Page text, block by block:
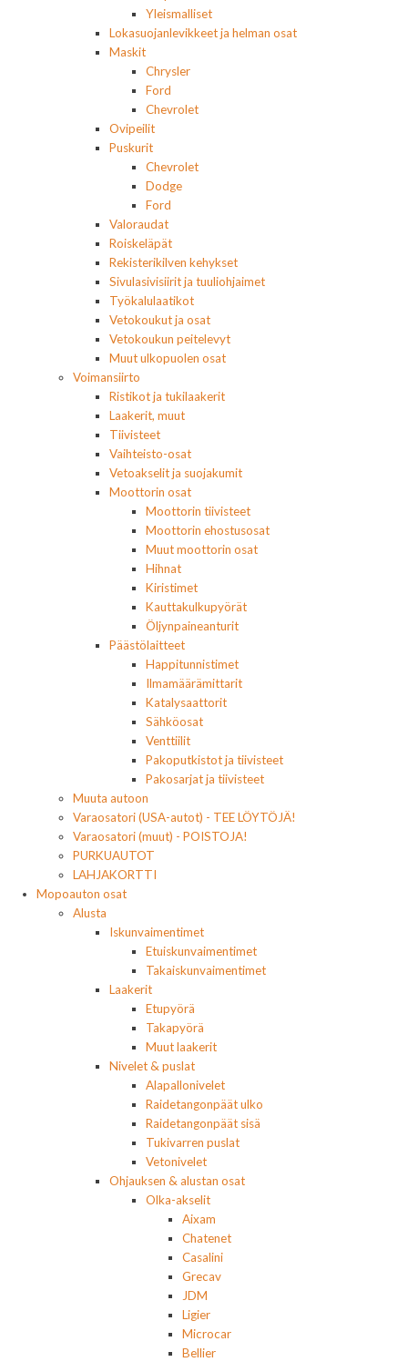
Yleismalliset
Lokasuojanlevikkeet ja helman osat
Maskit
Chrysler
Ford
Chevrolet
Ovipeilit
Puskurit
Chevrolet
Dodge
Ford
Valoraudat
Roiskeläpät
Rekisterikilven kehykset
Sivulasivisiirit ja tuuliohjaimet
Työkalulaatikot
Vetokoukut ja osat
Vetokoukun peitelevyt
Muut ulkopuolen osat
Voimansiirto
Ristikot ja tukilaakerit
Laakerit, muut
Tiivisteet
Vaihteisto-osat
Vetoakselit ja suojakumit
Moottorin osat
Moottorin tiivisteet
Moottorin ehostusosat
Muut moottorin osat
Hihnat
Kiristimet
Kauttakulkupyörät
Öljynpaineanturit
Päästölaitteet
Happitunnistimet
Ilmamäärämittarit
Katalysaattorit
Sähköosat
Venttiilit
Pakoputkistot ja tiivisteet
Pakosarjat ja tiivisteet
Muuta autoon
Varaosatori (USA-autot) - TEE LÖYTÖJÄ!
Varaosatori (muut) - POISTOJA!
PURKUAUTOT
LAHJAKORTTI
Mopoauton osat
Alusta
Iskunvaimentimet
Etuiskunvaimentimet
Takaiskunvaimentimet
Laakerit
Etupyörä
Takapyörä
Muut laakerit
Nivelet & puslat
Alapallonivelet
Raidetangonpäät ulko
Raidetangonpäät sisä
Tukivarren puslat
Vetonivelet
Ohjauksen & alustan osat
Olka-akselit
Aixam
Chatenet
Casalini
Grecav
JDM
Ligier
Microcar
Bellier